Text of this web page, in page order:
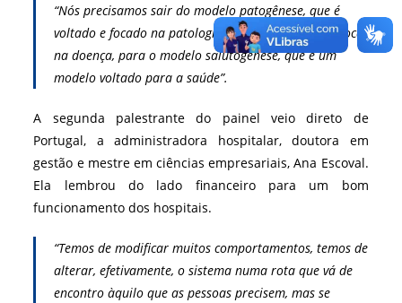
“Nós precisamos sair do modelo patogênese, que é
voltado e focado na patologia, ou seja, na doença, foca
na doença, para o modelo salutogênese, que é um
modelo voltado para a saúde”.
A segunda palestrante do painel veio direto de
Portugal, a administradora hospitalar, doutora em
gestão e mestre em ciências empresariais, Ana Escoval.
Ela lembrou do lado financeiro para um bom
funcionamento dos hospitais.
“Temos de modificar muitos comportamentos, temos de
alterar, efetivamente, o sistema numa rota que vá de
encontro àquilo que as pessoas precisem, mas se